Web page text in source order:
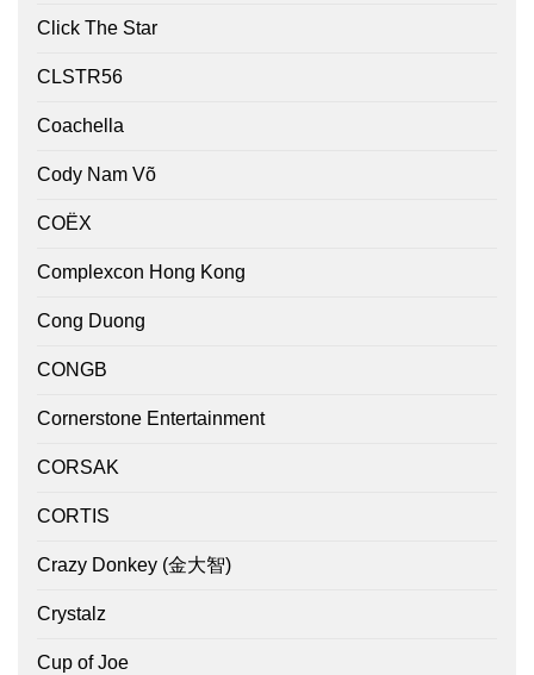
Click The Star
CLSTR56
Coachella
Cody Nam Võ
COËX
Complexcon Hong Kong
Cong Duong
CONGB
Cornerstone Entertainment
CORSAK
CORTIS
Crazy Donkey (金大智)
Crystalz
Cup of Joe